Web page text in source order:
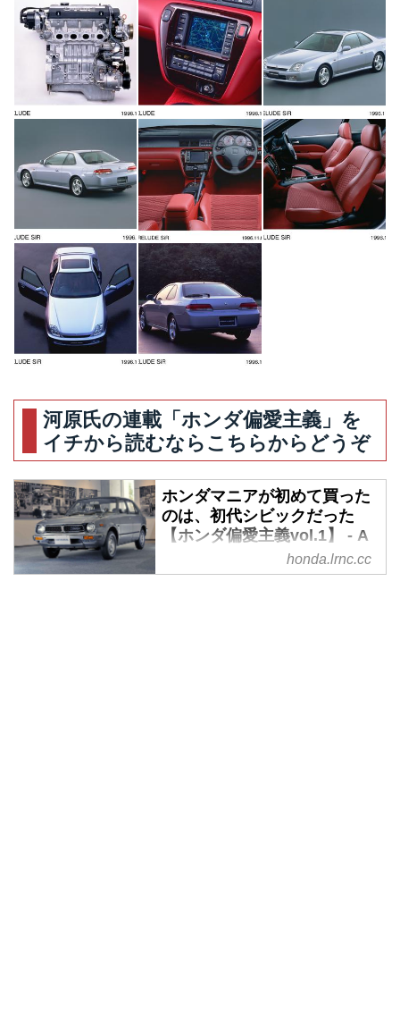
河原氏の連載「ホンダ偏愛主義」を
イチから読むならこちらからどうぞ
ホンダマニアが初めて買った
のは、初代シビックだった
【ホンダ偏愛主義vol.1】 - A
Little Honda | ア・リトル・
ホンダ（リトホン）
honda.lrnc.cc